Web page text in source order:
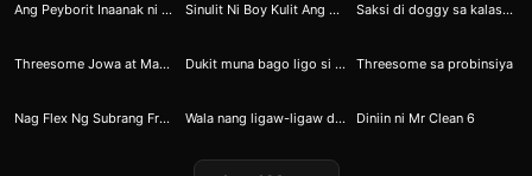
Ang Peyborit Inaanak ni Ninong 6 Sinulit Ni Boy Kulit Ang Pangungulit Kay lelit Saksi di doggy sa kalaswaan ng kanyang mommy
78
Threesome Jowa at Mag Pinsan Fantasy Satisfied
71
Dukit muna bago ligo si bebeko
91
Threesome sa probinsiya
85
Nag Flex Ng Subrang Fresh Na Puday
80
Wala nang ligaw-ligaw diretso nagpagalaw
85
Diniin ni Mr Clean 6